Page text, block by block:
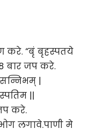
करे. “बृं बृहस्पतये
बार जप करे.
|
||
करे.
लगावे.पाणी मे